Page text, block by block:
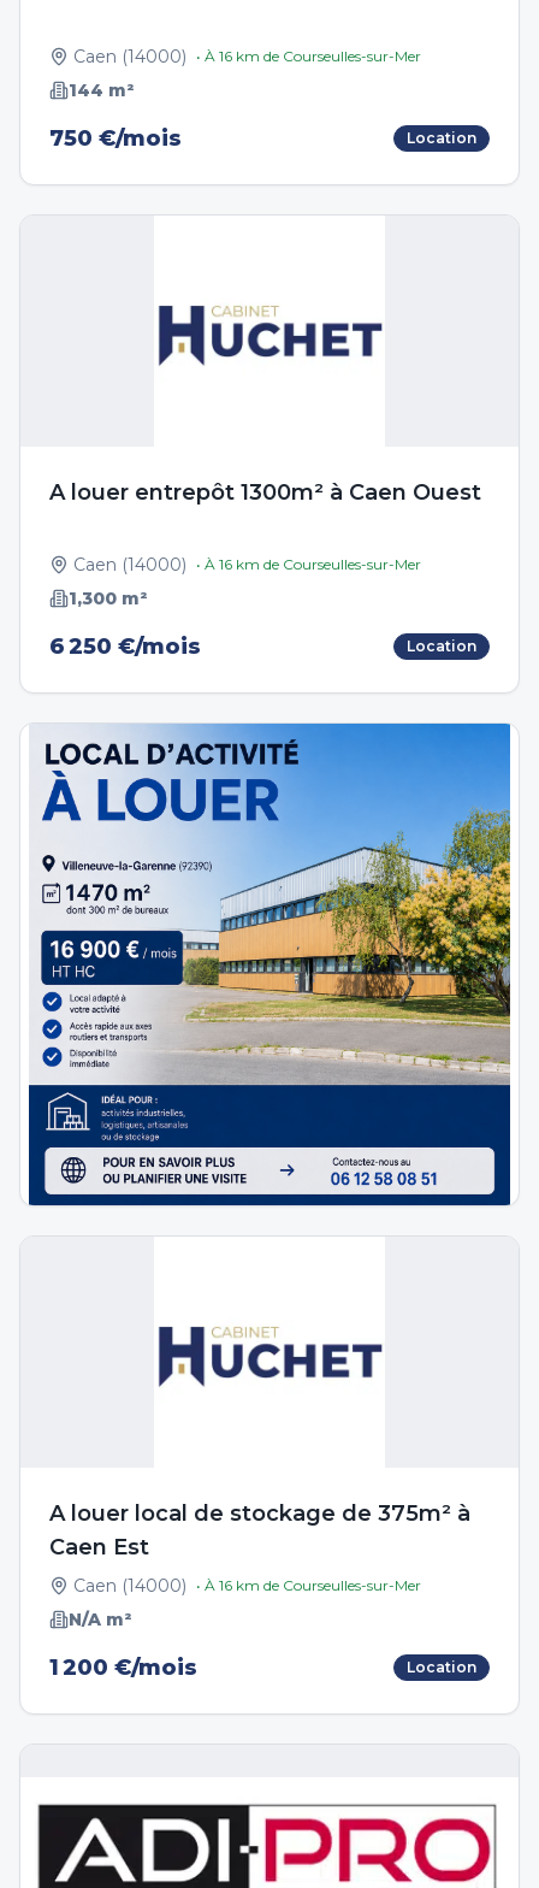
Caen (14000) • À 16 km de Courseulles-sur-Mer
144 m²
750 €/mois Location
A louer entrepôt 1300m² à Caen Ouest
Caen (14000) • À 16 km de Courseulles-sur-Mer
1,300 m²
6 250 €/mois Location
A louer local de stockage de 375m² à
Caen Est
Caen (14000) • À 16 km de Courseulles-sur-Mer
N/A m²
1 200 €/mois Location